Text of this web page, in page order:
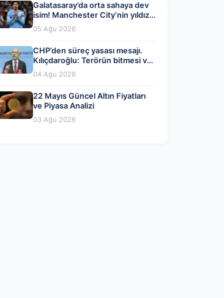
Galatasaray’da orta sahaya dev
isim! Manchester City’nin yıldızı
Tijjani Reijnders
05 Ağu 2026
CHP’den süreç yasası mesajı.
Kılıçdaroğlu: Terörün bitmesi ve
üniter devlet kırmızı çizgimiz
04 Ağu 2026
22 Mayıs Güncel Altın Fiyatları
ve Piyasa Analizi
03 Ağu 2026